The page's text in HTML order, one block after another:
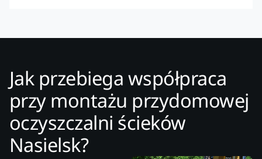
Jak przebiega współpraca
przy montażu przydomowej
oczyszczalni ścieków
Nasielsk?